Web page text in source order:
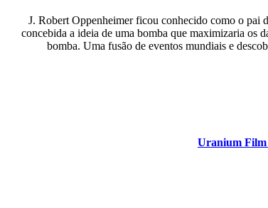
J. Robert Oppenheimer ficou conhecido como o pai
concebida a ideia de uma bomba que maximizaria os
bomba. Uma fusão de eventos mundiais e
Uranium Film